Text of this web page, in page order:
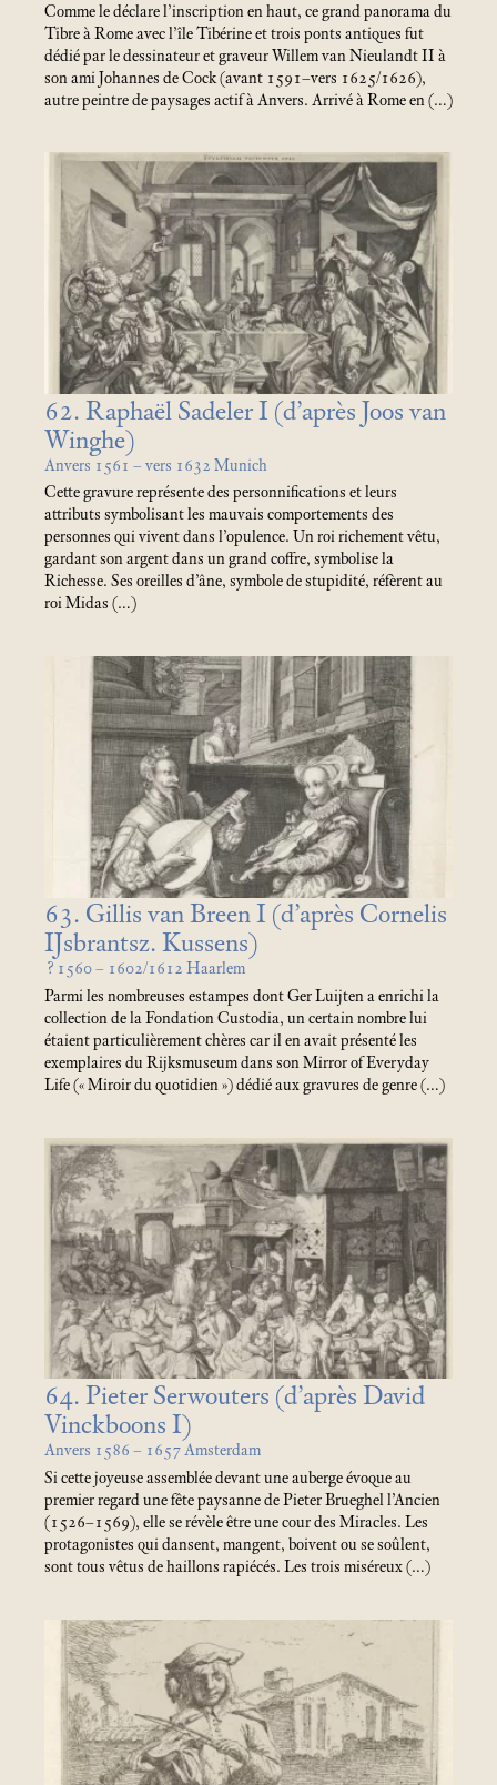
Comme le déclare l’inscription en haut, ce grand panorama du
Tibre à Rome avec l’île Tibérine et trois ponts antiques fut
dédié par le dessinateur et graveur Willem van Nieulandt II à
son ami Johannes de Cock (avant 1591–vers 1625/1626),
autre peintre de paysages actif à Anvers. Arrivé à Rome en (…)
62. Raphaël Sadeler I (d’après Joos van
Winghe)
Anvers 1561 – vers 1632 Munich
Cette gravure représente des personnifications et leurs
attributs symbolisant les mauvais comportements des
personnes qui vivent dans l’opulence. Un roi richement vêtu,
gardant son argent dans un grand coffre, symbolise la
Richesse. Ses oreilles d’âne, symbole de stupidité, réfèrent au
roi Midas (…)
63. Gillis van Breen I (d’après Cornelis
IJsbrantsz. Kussens)
? 1560 – 1602/1612 Haarlem
Parmi les nombreuses estampes dont Ger Luijten a enrichi la
collection de la Fondation Custodia, un certain nombre lui
étaient particulièrement chères car il en avait présenté les
exemplaires du Rijksmuseum dans son Mirror of Everyday
Life («Miroir du quotidien») dédié aux gravures de genre (…)
64. Pieter Serwouters (d’après David
Vinckboons I)
Anvers 1586 – 1657 Amsterdam
Si cette joyeuse assemblée devant une auberge évoque au
premier regard une fête paysanne de Pieter Brueghel l’Ancien
(1526–1569), elle se révèle être une cour des Miracles. Les
protagonistes qui dansent, mangent, boivent ou se soûlent,
sont tous vêtus de haillons rapiécés. Les trois miséreux (…)